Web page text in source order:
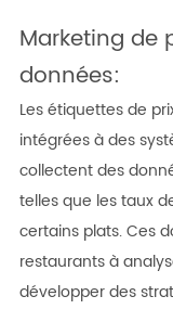
Marketing de
données:
Les étiquettes de
intégrées à des
collectent des
telles que les taux
certains plats. Ces
restaurants à
développer des